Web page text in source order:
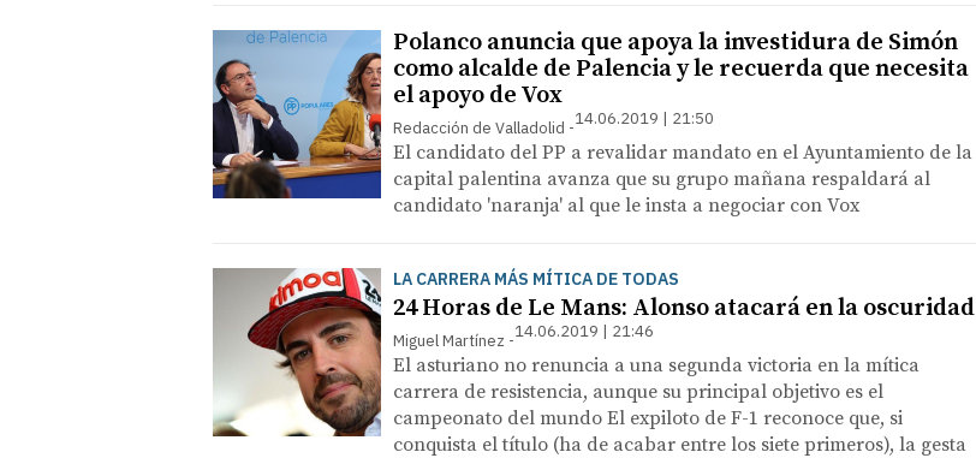
Polanco anuncia que apoya la investidura de Simón
como alcalde de Palencia y le recuerda que necesita
el apoyo de Vox
Redacción de Valladolid 14.06.2019 | 21:50
El candidato del PP a revalidar mandato en el Ayuntamiento de la
capital palentina avanza que su grupo mañana respaldará al
candidato 'naranja' al que le insta a negociar con Vox
LA CARRERA MÁS MÍTICA DE TODAS
24 Horas de Le Mans: Alonso atacará en la oscuridad
Miguel Martínez 14.06.2019 | 21:46
El asturiano no renuncia a una segunda victoria en la mítica
carrera de resistencia, aunque su principal objetivo es el
campeonato del mundo El expiloto de F-1 reconoce que, si
conquista el título (ha de acabar entre los siete primeros), la gesta